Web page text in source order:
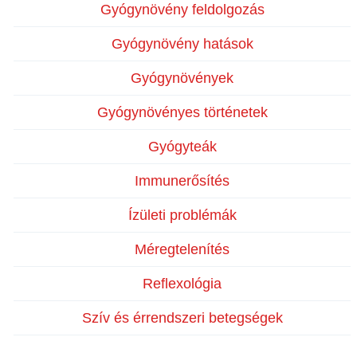
Gyógynövény feldolgozás
Gyógynövény hatások
Gyógynövények
Gyógynövényes történetek
Gyógyteák
Immunerősítés
Ízületi problémák
Méregtelenítés
Reflexológia
Szív és érrendszeri betegségek